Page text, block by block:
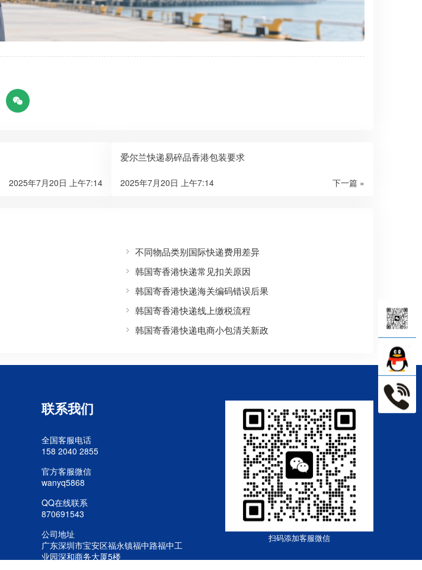
2025年7月20日 上午7:14
爱尔兰快递易碎品香港包装要求
下一篇 »
2025年7月20日 上午7:14
不同物品类别国际快递费用差异
韩国寄香港快递常见扣关原因
韩国寄香港快递海关编码错误后果
韩国寄香港快递线上缴税流程
韩国寄香港快递电商小包清关新政
联系我们
全国客服电话
158 2040 2855
官方客服微信
wanyq5868
QQ在线联系
870691543
公司地址
广东深圳市宝安区福永镇福中路福中工
业园深和商务大厦5楼
扫码添加客服微信